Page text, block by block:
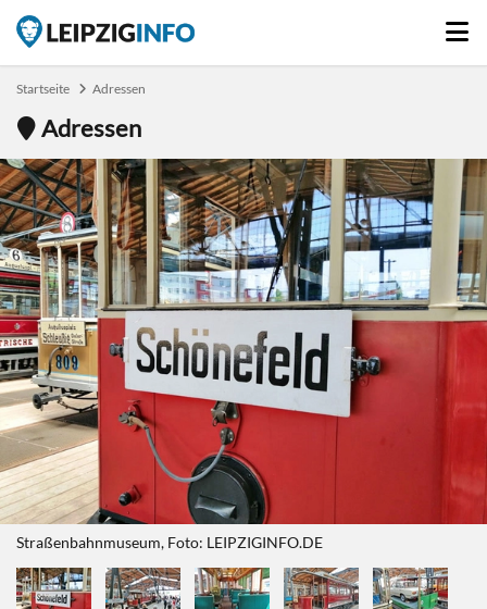
Startseite Adressen
Adressen
Straßenbahnmuseum, Foto: LEIPZIGINFO.DE